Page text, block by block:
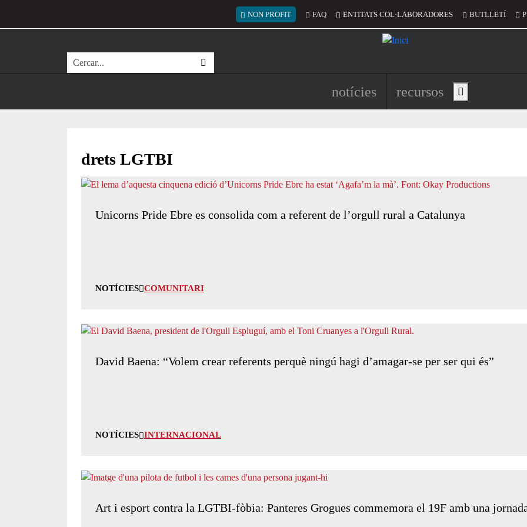
Menú del compte d'usuari
NON PROFIT FAQ ENTITATS COL·LABORADORES BUTLLETÍ
Cerca
Navegació principal de
notícies recursos Show main menu
drets LGTBI
Unicorns Pride Ebre es consolida com a referent de l’orgull rural a Catalunya
NOTÍCIES COMUNITARI
David Baena: “Volem crear referents perquè ningú hagi d’amagar-se per ser qui és”
NOTÍCIES INTERNACIONAL
Art i esport contra la LGTBI-fòbia: Panteres Grogues commemora el 19F amb una